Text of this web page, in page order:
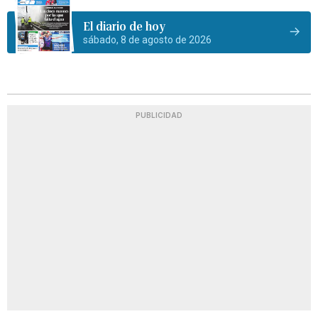
El diario de hoy
sábado, 8 de agosto de 2026
PUBLICIDAD